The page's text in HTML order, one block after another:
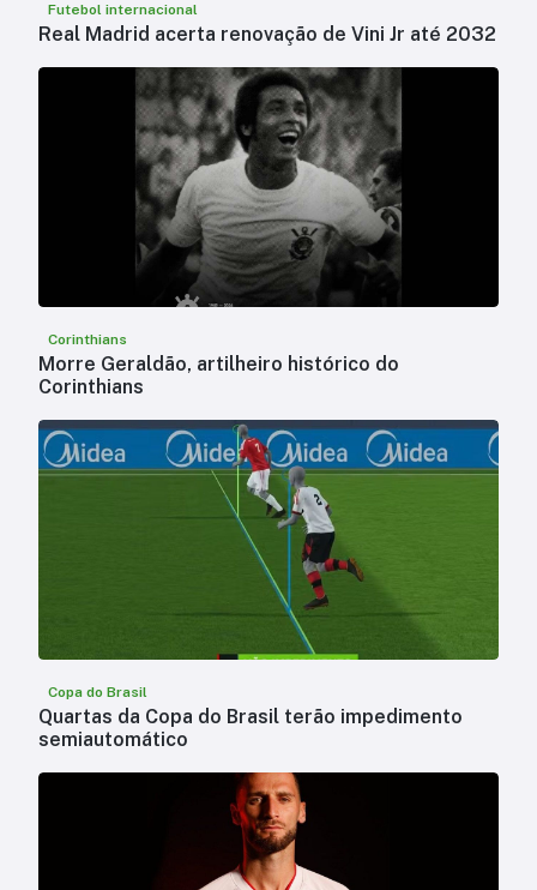
Futebol internacional
Real Madrid acerta renovação de Vini Jr até 2032
Corinthians
Morre Geraldão, artilheiro histórico do
Corinthians
Copa do Brasil
Quartas da Copa do Brasil terão impedimento
semiautomático